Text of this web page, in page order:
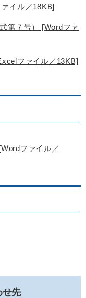
イル／18KB]
第７号） [Wordファ
ファイル／13KB]
ファイル／
せ先